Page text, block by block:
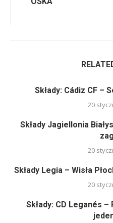
Składy: Cádiz CF –
20
Składy Jagiellonia
20
Składy Legia – Wisła
20
Składy: CD Leganés